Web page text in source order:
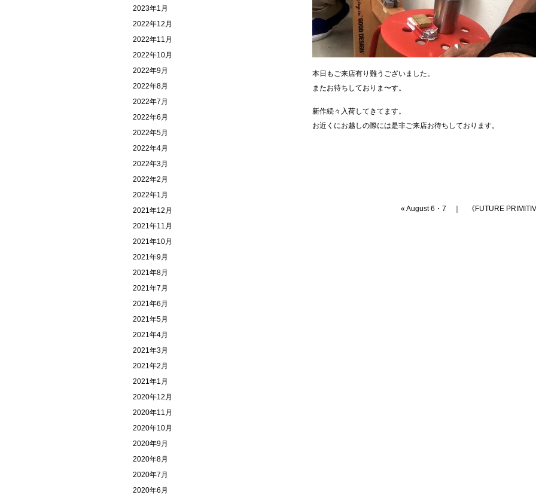
本日もご来店有り難うございました。
またお待ちしておりま〜す。
新作続々入荷してきてます。
お近くにお越しの際には是非ご来店お待ちしております。
« August 6・7 《FUTURE
2023年1月
2022年12月
2022年11月
2022年10月
2022年9月
2022年8月
2022年7月
2022年6月
2022年5月
2022年4月
2022年3月
2022年2月
2022年1月
2021年12月
2021年11月
2021年10月
2021年9月
2021年8月
2021年7月
2021年6月
2021年5月
2021年4月
2021年3月
2021年2月
2021年1月
2020年12月
2020年11月
2020年10月
2020年9月
2020年8月
2020年7月
2020年6月